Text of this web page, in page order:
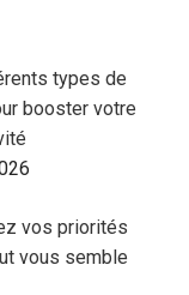
types de
booster votre
vos priorités
vous semble